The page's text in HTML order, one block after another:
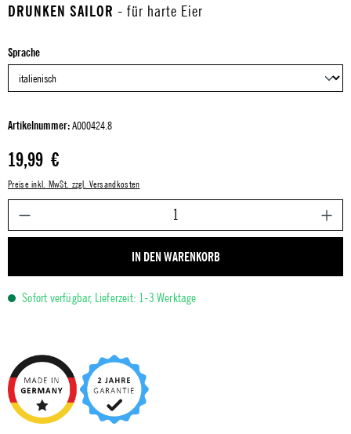
DRUNKEN SAILOR - für harte Eier
Spracheauswählen
Artikelnummer:A000424.8
Regulärer Preis:
19,99 €
Preise inkl. MwSt. zzgl. Versandkosten
IN DEN WARENKORB
Sofort verfügbar, Lieferzeit: 1-3 Werktage